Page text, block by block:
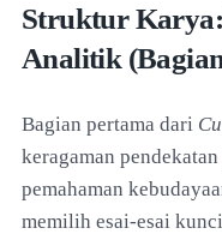
Struktur Karya:
Analitik
Bagian pertama dari
keragaman
pemahaman
memilih esai-esai